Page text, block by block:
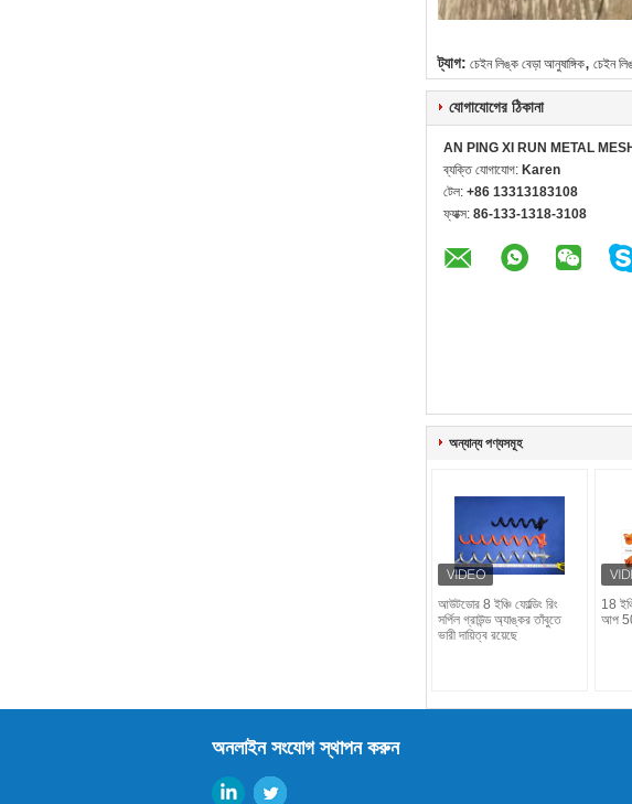
ট্যাগ: চেইন লিঙ্ক বেড়া আনুষাঙ্গিক, চেইন
যোগাযোগের ঠিকানা
AN PING XI RUN METAL
ব্যক্তি যোগাযোগ: Karen
টেল: +86 13313183108
ফ্যাক্স: 86-133-1318-3108
অন্যান্য পণ্যসমূহ
আউটডোর 8 ইঞ্চি ফোল্ডিং রিং
সর্পিল গ্রাউন্ড অ্যাঙ্কর তাঁবুতে
ভারী দায়িত্ব রয়েছে
18
আপ
অনলাইন সংযোগ স্থাপন করুন